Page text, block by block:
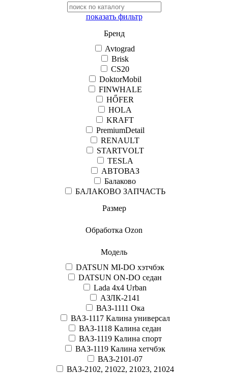
показать фильтр
Бренд
Avtograd
Brisk
CS20
DoktorMobil
FINWHALE
HŐFER
HOLA
KRAFT
PremiumDetail
RENAULT
STARTVOLT
TESLA
АВТОВАЗ
Балаково
БАЛАКОВО ЗАПЧАСТЬ
Размер
Обработка Ozon
Модель
DATSUN MI-DO хэтчбэк
DATSUN ON-DO седан
Lada 4x4 Urban
АЗЛК-2141
ВАЗ-1111 Ока
ВАЗ-1117 Калина универсал
ВАЗ-1118 Калина седан
ВАЗ-1119 Калина спорт
ВАЗ-1119 Калина хетчбэк
ВАЗ-2101-07
ВАЗ-2102, 21022, 21023, 21024